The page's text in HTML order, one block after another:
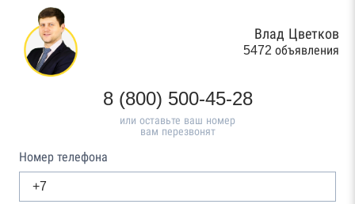
Влад Цветков
5472 объявления
8 (800) 500-45-28
или оставьте ваш номер
вам перезвонят
Номер телефона